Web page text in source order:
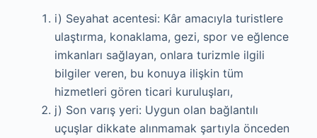
i) Seyahat acentesi: Kâr amacıyla turistlere
ulaştırma, konaklama, gezi, spor ve eğlence
imkanları sağlayan, onlara turizmle ilgili
bilgiler veren, bu konuya ilişkin tüm
hizmetleri gören ticari kuruluşları,
j) Son varış yeri: Uygun olan bağlantılı
uçuşlar dikkate alınmamak şartıyla önceden